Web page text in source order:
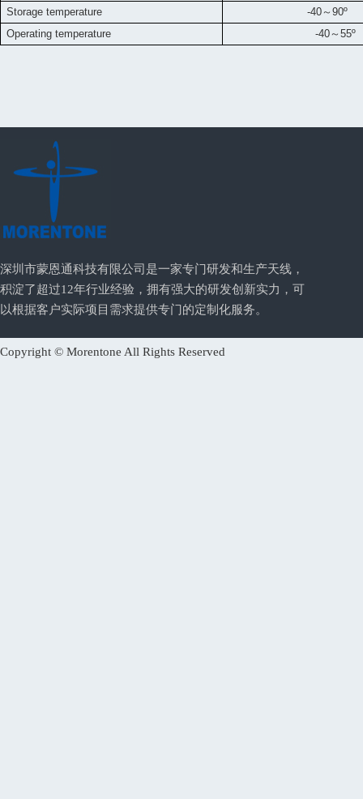
Storage temperature
-40～ 90º
Operating temperature
-40～ 55º
深圳市蒙恩通科技有限公司是一家专门研发和生产天线，
积淀了超过12年行业经验，拥有强大的研发创新实力，可
以根据客户实际项目需求提供专门的定制化服务。
Copyright © Morentone All Rights Reserved